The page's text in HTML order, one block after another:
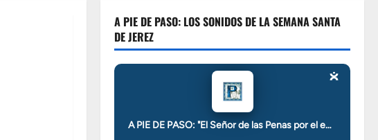
A PIE DE PASO: LOS SONIDOS DE LA SEMANA SANTA
DE JEREZ